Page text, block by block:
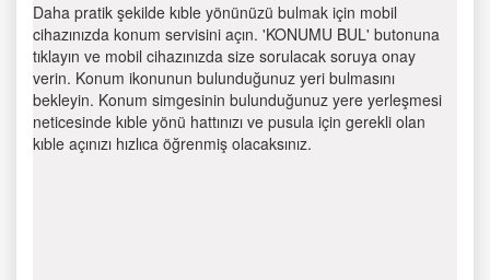
Daha pratik şekilde kıble yönünüzü bulmak için mobil
cihazınızda konum servisini açın. 'KONUMU BUL' butonuna
tıklayın ve mobil cihazınızda size sorulacak soruya onay
verin. Konum ikonunun bulunduğunuz yeri bulmasını
bekleyin. Konum simgesinin bulunduğunuz yere yerleşmesi
neticesinde kıble yönü hattınızı ve pusula için gerekli olan
kıble açınızı hızlıca öğrenmiş olacaksınız.